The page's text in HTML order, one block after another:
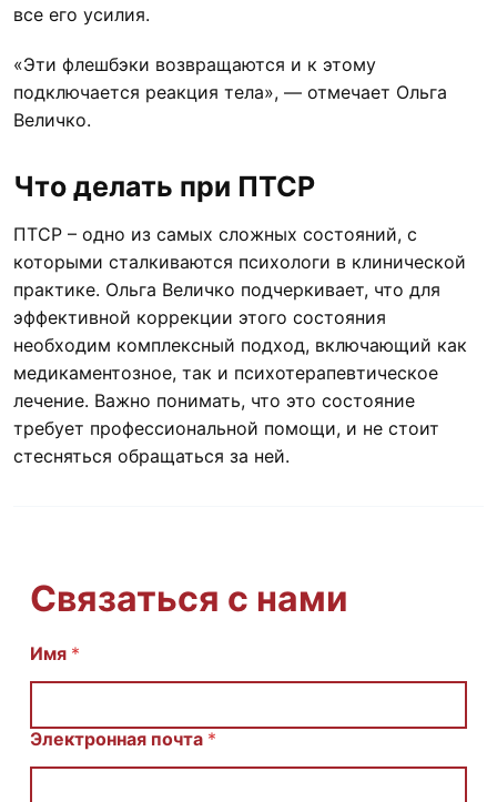
все его усилия.
«Эти флешбэки возвращаются и к этому
подключается реакция тела», — отмечает Ольга
Величко.
Что делать при ПТСР
ПТСР – одно из самых сложных состояний, с
которыми сталкиваются психологи в клинической
практике. Ольга Величко подчеркивает, что для
эффективной коррекции этого состояния
необходим комплексный подход, включающий как
медикаментозное, так и психотерапевтическое
лечение. Важно понимать, что это состояние
требует профессиональной помощи, и не стоит
стесняться обращаться за ней.
Связаться с нами
И
m
Имя *
Электронная почта *